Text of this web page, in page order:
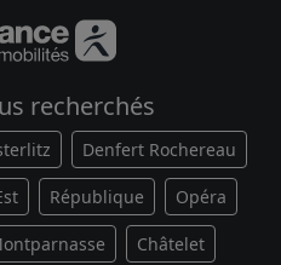
recherchés
Denfert Rochereau
République Opéra
Châtelet